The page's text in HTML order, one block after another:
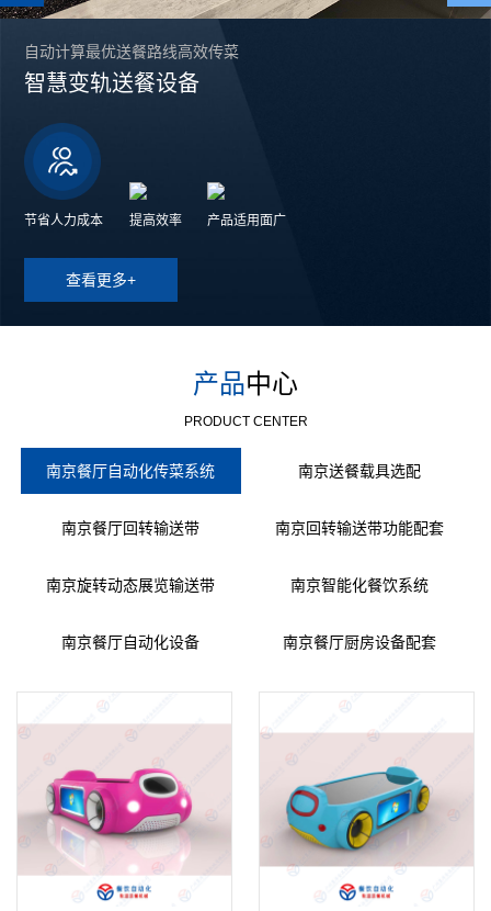
自动计算最优送餐路线高效传菜
智慧变轨送餐设备
节省人力成本 提高效率 产品适用面广
查看更多+
产品中心
PRODUCT CENTER
南京餐厅自动化传菜系统 南京送餐载具选配
南京餐厅回转输送带 南京回转输送带功能配套
南京旋转动态展览输送带 南京智能化餐饮系统
南京餐厅自动化设备 南京餐厅厨房设备配套